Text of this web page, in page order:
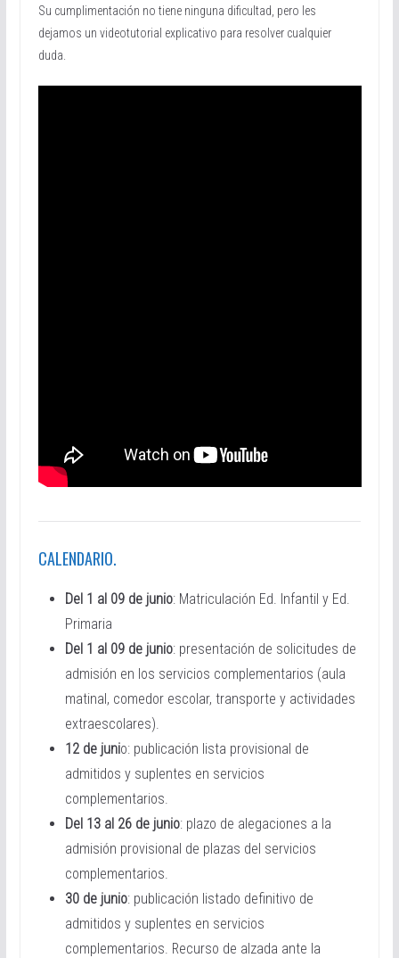
Su cumplimentación no tiene ninguna dificultad, pero les
dejamos un videotutorial explicativo para resolver cualquier
duda.
CALENDARIO.
Del 1 al 09 de junio: Matriculación Ed. Infantil y Ed.
Primaria
Del 1 al 09 de junio: presentación de solicitudes de
admisión en los servicios complementarios (aula
matinal, comedor escolar, transporte y actividades
extraescolares).
12 de junio: publicación lista provisional de
admitidos y suplentes en servicios
complementarios.
Del 13 al 26 de junio: plazo de alegaciones a la
admisión provisional de plazas del servicios
complementarios.
30 de junio: publicación listado definitivo de
admitidos y suplentes en servicios
complementarios. Recurso de alzada ante la